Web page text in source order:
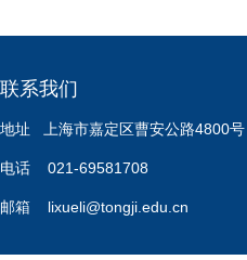
联系我们
地址 上海市嘉定区曹安公路4800号
电话 021-69581708
邮箱 lixueli@tongji.edu.cn